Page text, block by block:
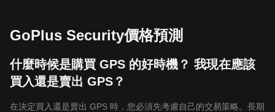
GoPlus Security價格預測
什麼時候是購買 GPS 的好時機？ 我現在應該
買入還是賣出 GPS？
在決定買入還是賣出 GPS 時，您必須先考慮自己的交易策略。長期